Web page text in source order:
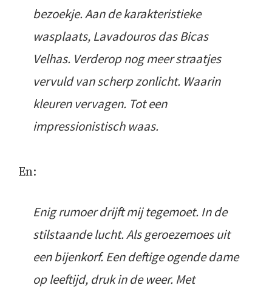
bezoekje. Aan de karakteristieke
wasplaats, Lavadouros das Bicas
Velhas. Verderop nog meer straatjes
vervuld van scherp zonlicht. Waarin
kleuren vervagen. Tot een
impressionistisch waas.
En:
Enig rumoer drijft mij tegemoet. In de
stilstaande lucht. Als geroezemoes uit
een bijenkorf. Een deftige ogende dame
op leeftijd, druk in de weer. Met